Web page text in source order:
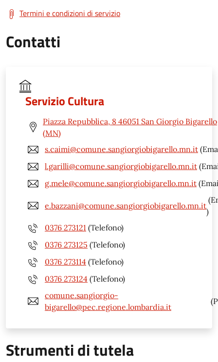
Termini e condizioni di servizio
Contatti
Servizio Cultura
Piazza Repubblica, 8 46051 San Giorgio Bigarello
(MN)
s.caimi@comune.sangiorgiobigarello.mn.it
l.garilli@comune.sangiorgiobigarello.mn.it
g.mele@comune.sangiorgiobigarello.mn.it
e.bazzani@comune.sangiorgiobigarello.mn.it
)
0376 273121 (Telefono)
0376 273125 (Telefono)
0376 273114 (Telefono)
0376 273124 (Telefono)
comune.sangiorgio-
bigarello@pec.regione.lombardia.it
Strumenti di tutela